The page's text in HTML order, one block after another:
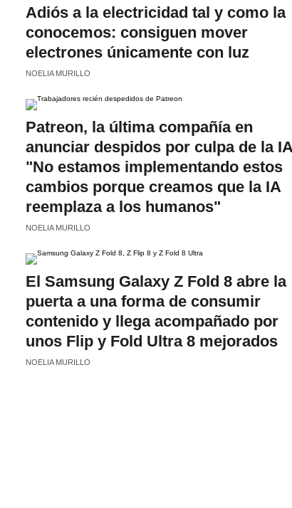
Adiós a la electricidad tal y como la
conocemos: consiguen mover
electrones únicamente con luz
NOELIA MURILLO
Patreon, la última compañía en
anunciar despidos por culpa de la
"No estamos implementando estos
cambios porque creamos que la IA
reemplaza a los humanos"
NOELIA MURILLO
El Samsung Galaxy Z Fold 8 abre la
puerta a una forma de consumir
contenido y llega acompañado por
unos Flip y Fold Ultra 8 mejorados
NOELIA MURILLO